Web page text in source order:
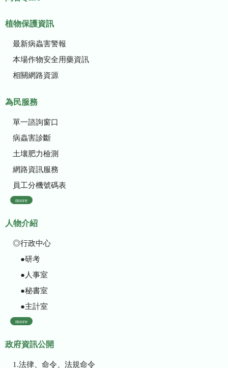
植物保護資訊
最新病蟲害警報
本場作物安全用藥資訊
相關網路資源
為民服務
單一諮詢窗口
病蟲害診斷
土壤肥力檢測
網路資訊服務
員工分機號碼表
more
人物介紹
◎行政中心
●研考
●人事室
●秘書室
●主計室
more
政府資訊公開
1.法律、命令、法規命令